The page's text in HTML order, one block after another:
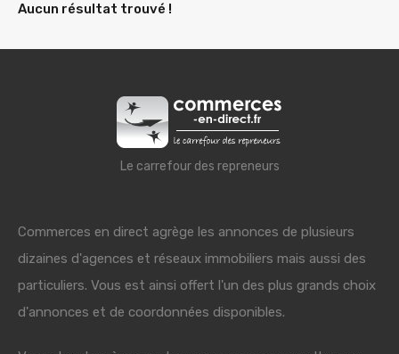
Aucun résultat trouvé !
Le carrefour des repreneurs
Commerces en direct agrège les annonces de plusieurs
dizaines d'agences et réseaux immobiliers mais aussi des
particuliers. Vous est ainsi offert l'un des plus grands choix
d'annonces et de coordonnées disponibles.